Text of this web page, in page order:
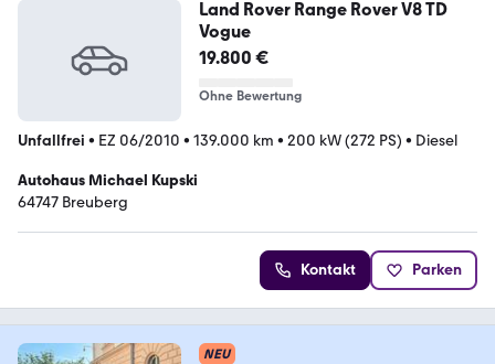
Land Rover Range Rover V8 TD
Vogue
19.800 €
Ohne Bewertung
Unfallfrei • EZ 06/2010 • 139.000 km • 200 kW (272 PS) • Diesel
Autohaus Michael Kupski
64747 Breuberg
Kontakt Parken
NEU